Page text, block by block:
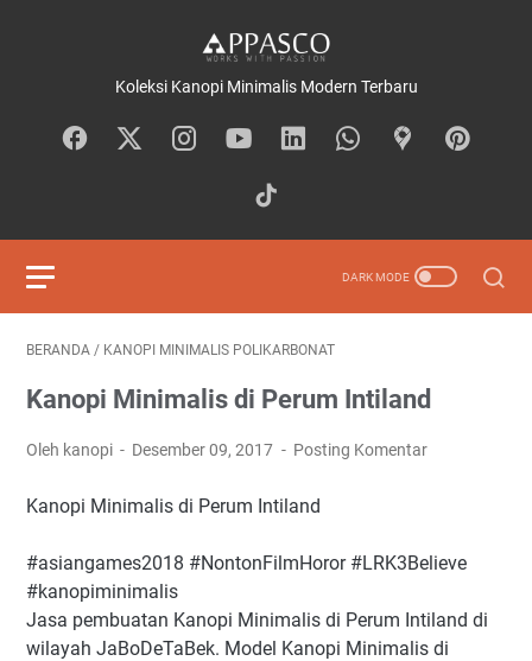
Koleksi Kanopi Minimalis Modern Terbaru
BERANDA / KANOPI MINIMALIS POLIKARBONAT
Kanopi Minimalis di Perum Intiland
Oleh kanopi Desember 09, 2017 Posting Komentar
Kanopi Minimalis di Perum Intiland
#asiangames2018 #NontonFilmHoror #LRK3Believe
#kanopiminimalis
Jasa pembuatan Kanopi Minimalis di Perum Intiland di
wilayah JaBoDeTaBek. Model Kanopi Minimalis di